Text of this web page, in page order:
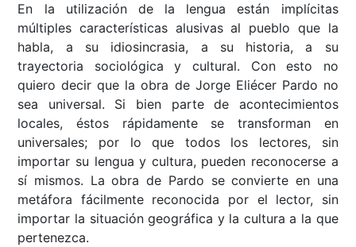
En la utilización de la lengua están implícitas
múltiples características alusivas al pueblo que la
habla, a su idiosincrasia, a su historia, a su
trayectoria sociológica y cultural. Con esto no
quiero decir que la obra de Jorge Eliécer Pardo no
sea universal. Si bien parte de acontecimientos
locales, éstos rápidamente se transforman en
universales; por lo que todos los lectores, sin
importar su lengua y cultura, pueden reconocerse a
sí mismos. La obra de Pardo se convierte en una
metáfora fácilmente reconocida por el lector, sin
importar la situación geográfica y la cultura a la que
pertenezca.